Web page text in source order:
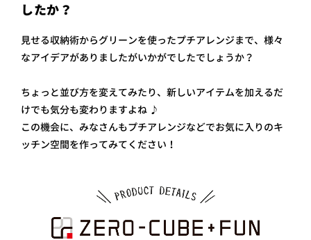
したか？
見せる収納術からグリーンを使ったプチアレンジまで、様々
なアイデアがありましたがいかがでしたでしょうか？
ちょっと並び方を変えてみたり、新しいアイテムを加えるだ
けでも気分も変わりますよね ♪
この機会に、みなさんもプチアレンジなどでお気に入りのキ
ッチン空間を作ってみてください！